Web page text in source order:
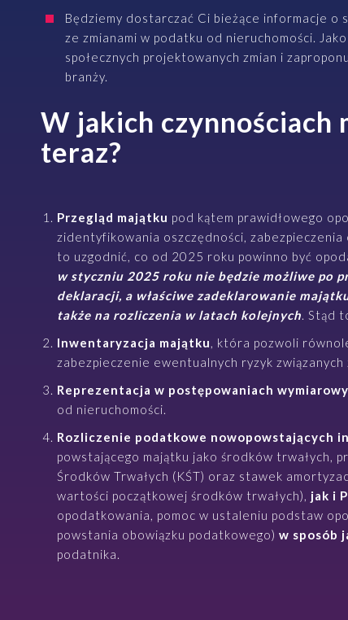
Będziemy dostarczać Ci bieżące informacje o
ze zmianami w podatku od nieruchomości.
społecznych projektowanych zmian i
branży.
W jakich czynnościach
teraz?
Przegląd majątku pod kątem prawidłowego
zidentyfikowania oszczędności,
to uzgodnić, co od 2025 roku powinno być
w styczniu 2025 roku nie będzie możliwe po
deklaracji, a właściwe zadeklarowanie
także na rozliczenia w latach kolejnych. Stąd
Inwentaryzacja majątku, która pozwoli
zabezpieczenie ewentualnych ryzyk
Reprezentacja w postępowaniach
od nieruchomości.
Rozliczenie podatkowe nowopowstających
powstającego majątku jako środków trwałych,
Środków Trwałych (KŚT) oraz stawek
wartości początkowej środków trwałych), jak i
opodatkowania, pomoc w ustaleniu podstaw
powstania obowiązku podatkowego) w sposób
podatnika.